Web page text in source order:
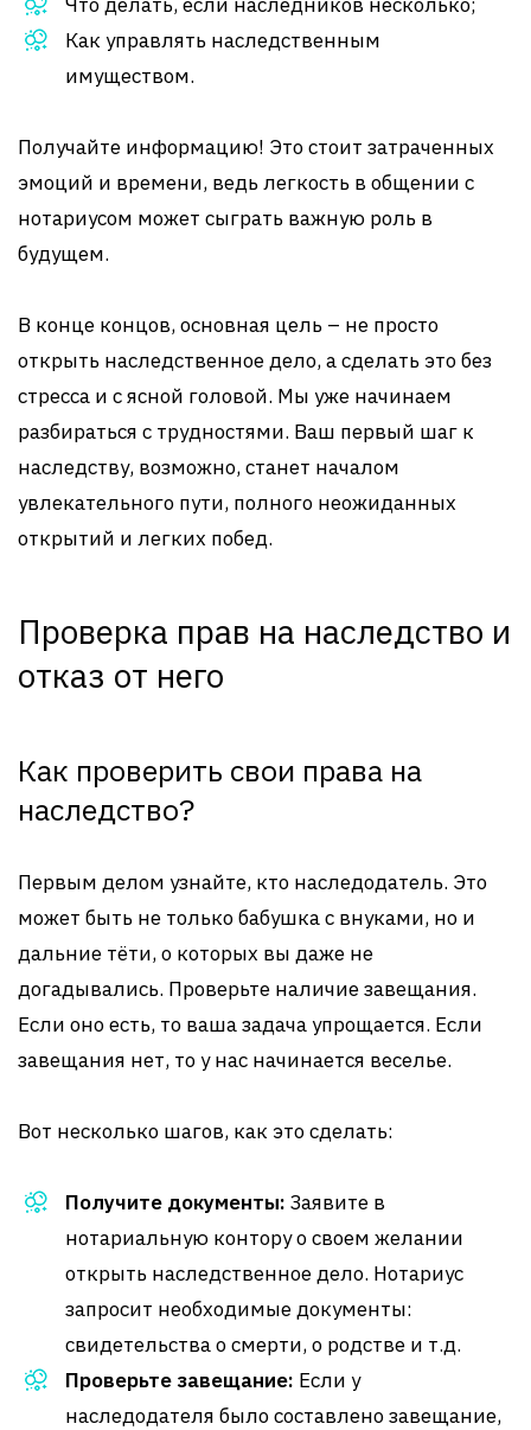
Как управлять наследственным
имуществом.
Получайте информацию! Это стоит затраченных
эмоций и времени, ведь легкость в общении с
нотариусом может сыграть важную роль в
будущем.
В конце концов, основная цель – не просто
открыть наследственное дело, а сделать это без
стресса и с ясной головой. Мы уже начинаем
разбираться с трудностями. Ваш первый шаг к
наследству, возможно, станет началом
увлекательного пути, полного неожиданных
открытий и легких побед.
Проверка прав на наследство и
отказ от него
Как проверить свои права на
наследство?
Первым делом узнайте, кто наследодатель. Это
может быть не только бабушка с внуками, но и
дальние тёти, о которых вы даже не
догадывались. Проверьте наличие завещания.
Если оно есть, то ваша задача упрощается. Если
завещания нет, то у нас начинается веселье.
Вот несколько шагов, как это сделать:
Получите документы: Заявите в
нотариальную контору о своем желании
открыть наследственное дело. Нотариус
запросит необходимые документы:
свидетельства о смерти, о родстве и т.д.
Проверьте завещание: Если у
наследодателя было составлено завещание,